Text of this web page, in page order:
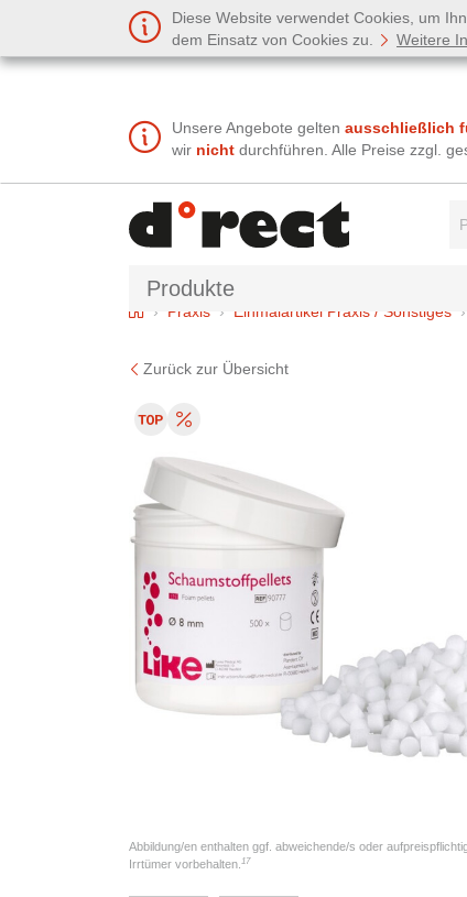
Diese Website verwendet Cookies, um
dem Einsatz von Cookies zu.
Weitere
Unsere Angebote gelten ausschließlich
wir nicht durchführen. Alle Preise zzgl.
Produkte
HomePraxis Einmalartikel Praxis / Sonstiges
Zurück zur Übersicht
Abbildung/en enthalten ggf. abweichende/s oder
Irrtümer vorbehalten. 17